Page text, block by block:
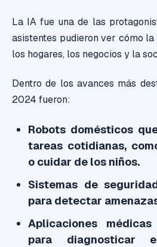
La IA fue una de las
asistentes pudieron ver cómo
los hogares, los negocios y la
Dentro de los avances más
2024 fueron:
Robots domésticos
tareas cotidianas,
o cuidar de los niños.
Sistemas de
para detectar
Aplicaciones
para diagnosticar